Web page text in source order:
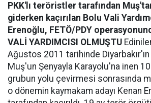
PKK'lı teröristler tarafından
giderken kaçırılan Bolu Vali
Erenoğlu, FETÖ/PDY
VALİ YARDIMCISI OLMUŞTU
Ağustos 2011 tarihinde
Muş'un Şenyayla Karayolu'na inen
grubun yolu çevirmesi sonrasında
o dönemin kaymakam adayı Kenan